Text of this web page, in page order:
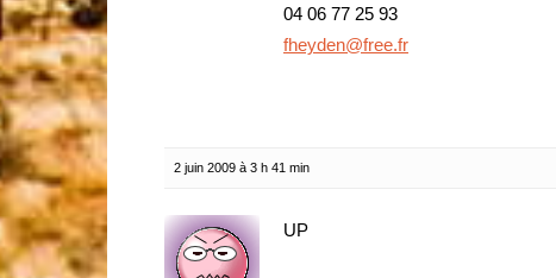
04 06 77 25 93
fheyden@free.fr
2 juin 2009 à 3 h 41 min
UP